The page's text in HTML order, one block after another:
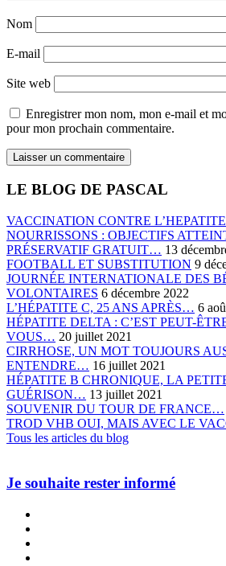
Nom
E-mail
Site web
Enregistrer mon nom, mon e-mail et
pour mon prochain commentaire.
LE BLOG DE PASCAL
VACCINATION CONTRE
NOURRISSONS : OBJECTIFS
PRÉSERVATIF GRATUIT… 13
FOOTBALL ET SUBSTITUTION 9
JOURNÉE INTERNATIONALE DES
VOLONTAIRES 6 décembre 2022
L’HÉPATITE C, 25 ANS APRÈS… 6
HÉPATITE DELTA : C’EST PEUT-
VOUS… 20 juillet 2021
CIRRHOSE, UN MOT TOUJOURS
ENTENDRE… 16 juillet 2021
HÉPATITE B CHRONIQUE, LA
GUÉRISON… 13 juillet 2021
SOUVENIR DU TOUR DE FRANCE…
TROD VHB OUI, MAIS AVEC LE
Tous les articles du blog
Je souhaite rester informé